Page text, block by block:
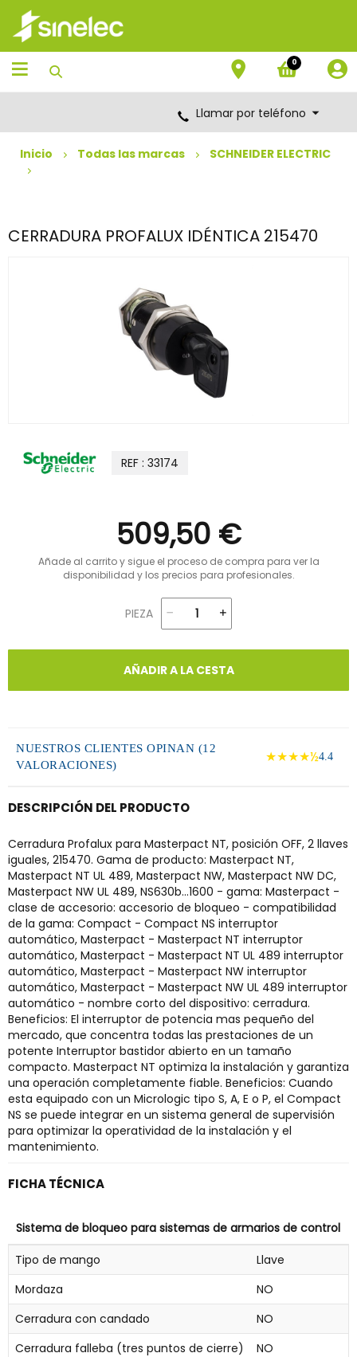
Saltar
contenido
Saltar
menú
de
navegación
0
Llamar por teléfono
Inicio Todas las marcas SCHNEIDER ELECTRIC
CERRADURA PROFALUX IDÉNTICA 215470
REF : 33174
509,50 €
Añade al carrito y sigue el proceso de compra para ver la
disponibilidad y los precios para profesionales.
PIEZA
AÑADIR A LA CESTA
NUESTROS CLIENTES OPINAN (12
VALORACIONES)
★★★★½4.4
DESCRIPCIÓN DEL PRODUCTO
Cerradura Profalux para Masterpact NT, posición OFF, 2 llaves
iguales, 215470. Gama de producto: Masterpact NT,
Masterpact NT UL 489, Masterpact NW, Masterpact NW DC,
Masterpact NW UL 489, NS630b...1600 - gama: Masterpact -
clase de accesorio: accesorio de bloqueo - compatibilidad
de la gama: Compact - Compact NS interruptor
automático, Masterpact - Masterpact NT interruptor
automático, Masterpact - Masterpact NT UL 489 interruptor
automático, Masterpact - Masterpact NW interruptor
automático, Masterpact - Masterpact NW UL 489 interruptor
automático - nombre corto del dispositivo: cerradura.
Beneficios: El interruptor de potencia mas pequeño del
mercado, que concentra todas las prestaciones de un
potente Interruptor bastidor abierto en un tamaño
compacto. Masterpact NT optimiza la instalación y garantiza
una operación completamente fiable. Beneficios: Cuando
esta equipado con un Micrologic tipo S, A, E o P, el Compact
NS se puede integrar en un sistema general de supervisión
para optimizar la operatividad de la instalación y el
mantenimiento.
FICHA TÉCNICA
Sistema de bloqueo para sistemas de armarios de control
Tipo de mango
Llave
Mordaza
NO
Cerradura con candado
NO
Cerradura falleba (tres puntos de cierre)
NO